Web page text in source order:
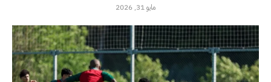
مايو 31, 2026